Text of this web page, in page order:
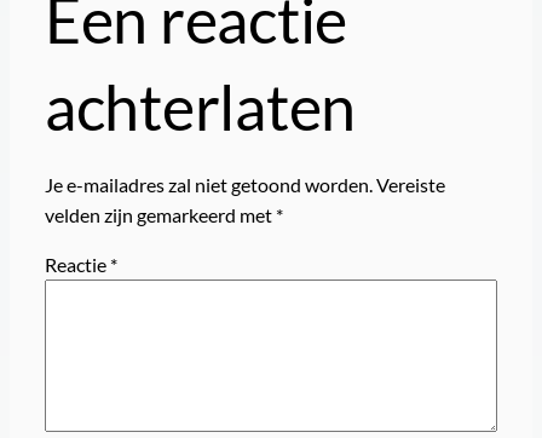
Een reactie
achterlaten
Je e-mailadres zal niet getoond worden.Vereiste
velden zijn gemarkeerd met *
Reactie *